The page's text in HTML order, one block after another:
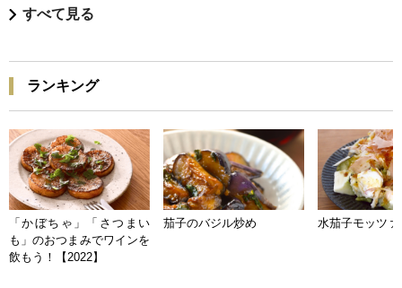
すべて見る
ランキング
「かぼちゃ」「さつまい
も」のおつまみでワインを
飲もう！【2022】
茄子のバジル炒め 水茄子モッツァ